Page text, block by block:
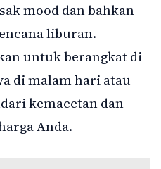
mood dan bahkan
liburan.
untuk berangkat di
di malam hari atau
kemacetan dan
Anda.